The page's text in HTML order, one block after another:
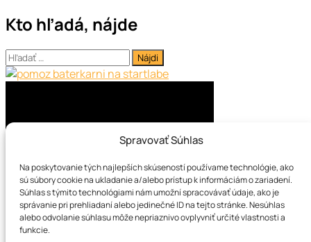
Spravovať Súhlas
Na poskytovanie tých najlepších skúseností používame technológie, ako
sú súbory cookie na ukladanie a/alebo prístup k informáciám o zariadení.
Súhlas s týmito technológiami nám umožní spracovávať údaje, ako je
správanie pri prehliadaní alebo jedinečné ID na tejto stránke. Nesúhlas
alebo odvolanie súhlasu môže nepriaznivo ovplyvniť určité vlastnosti a
funkcie.
Kto hľadá, nájde
Hľadať:
Najnovšie články